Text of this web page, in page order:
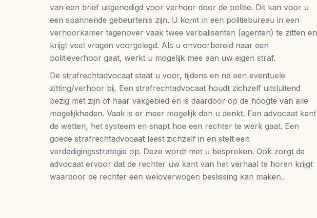
van een brief uitgenodigd voor verhoor door de politie. Dit kan voor u
een spannende gebeurtenis zijn. U komt in een politiebureau in een
verhoorkamer tegenover vaak twee verbalisanten (agenten) te zitten en
krijgt veel vragen voorgelegd. Als u onvoorbereid naar een
politieverhoor gaat, werkt u mogelijk mee aan uw eigen straf.
De strafrechtadvocaat staat u voor, tijdens en na een eventuele
zitting/verhoor bij. Een strafrechtadvocaat houdt zichzelf uitsluitend
bezig met zijn of haar vakgebied en is daardoor op de hoogte van alle
mogelijkheden. Vaak is er meer mogelijk dan u denkt. Een advocaat kent
de wetten, het systeem en snapt hoe een rechter te werk gaat. Een
goede strafrechtadvocaat leest zichzelf in en stelt een
verdedigingsstrategie op. Deze wordt met u besproken. Ook zorgt de
advocaat ervoor dat de rechter uw kant van het verhaal te horen krijgt
waardoor de rechter een weloverwogen beslissing kan maken..